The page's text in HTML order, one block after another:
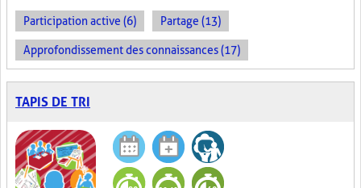
Participation active (6) Partage (13)
Approfondissement des connaissances (17)
TAPIS DE TRI